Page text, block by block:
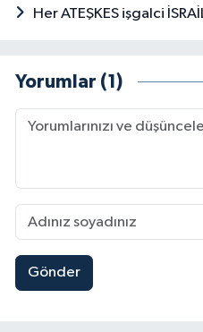
Her ATEŞKES işgalci
Yorumlar (1)
Gönder